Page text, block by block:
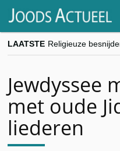
LAATSTE
Jewdyssee
met oude
liederen